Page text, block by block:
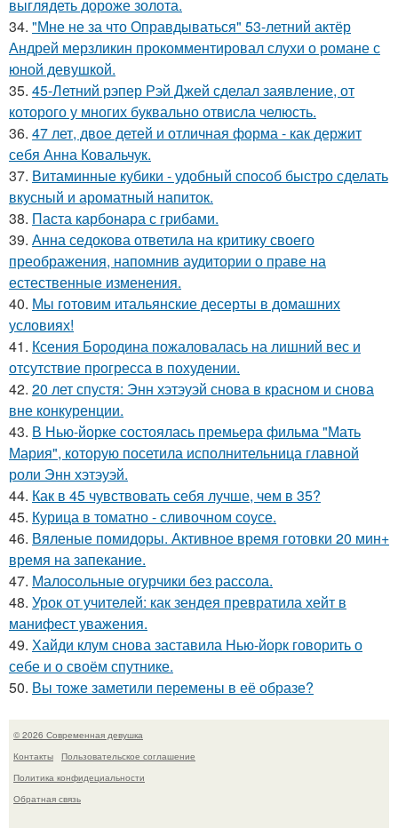
выглядеть дороже золота.
34. "Мне не за что Оправдываться" 53-летний актёр
Андрей мерзликин прокомментировал слухи о романе с
юной девушкой.
35. 45-Летний рэпер Рэй Джей сделал заявление, от
которого у многих буквально отвисла челюсть.
36. 47 лет, двое детей и отличная форма - как держит
себя Анна Ковальчук.
37. Витаминные кубики - удобный способ быстро сделать
вкусный и ароматный напиток.
38. Паста карбонара с грибами.
39. Анна седокова ответила на критику своего
преображения, напомнив аудитории о праве на
естественные изменения.
40. Мы готовим итальянские десерты в домашних
условиях!
41. Ксения Бородина пожаловалась на лишний вес и
отсутствие прогресса в похудении.
42. 20 лет спустя: Энн хэтэуэй снова в красном и снова
вне конкуренции.
43. В Нью-йорке состоялась премьера фильма "Мать
Мария", которую посетила исполнительница главной
роли Энн хэтэуэй.
44. Как в 45 чувствовать себя лучше, чем в 35?
45. Курица в томатно - сливочном соусе.
46. Вяленые помидоры. Активное время готовки 20 мин+
время на запекание.
47. Малосольные огурчики без рассола.
48. Урок от учителей: как зендея превратила хейт в
манифест уважения.
49. Хайди клум снова заставила Нью-йорк говорить о
себе и о своём спутнике.
50. Вы тоже заметили перемены в её образе?
© 2026 Современная девушка
Контакты
Пользовательское соглашение
Политика конфидециальности
Обратная связь